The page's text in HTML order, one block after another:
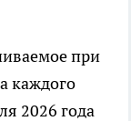
при
каждого
2026 года